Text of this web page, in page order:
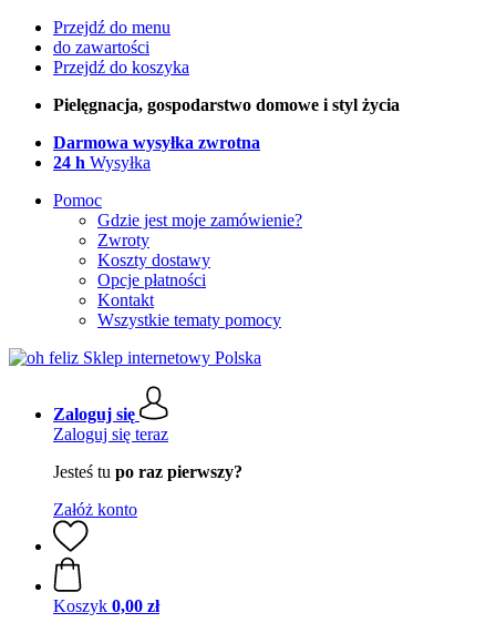
Przejdź do menu
do zawartości
Przejdź do koszyka
Pielęgnacja, gospodarstwo domowe i styl życia
Darmowa wysyłka zwrotna
24 h Wysyłka
Pomoc
Gdzie jest moje zamówienie?
Zwroty
Koszty dostawy
Opcje płatności
Kontakt
Wszystkie tematy pomocy
Zaloguj się
Zaloguj się teraz
Jesteś tu po raz pierwszy?
Załóż konto
Koszyk 0,00 zł